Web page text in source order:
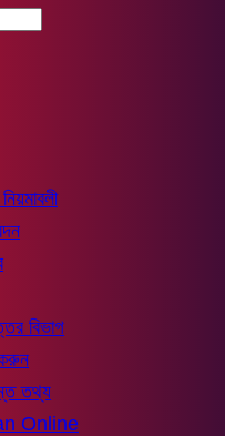
বিভাগ
তথ্য
Online